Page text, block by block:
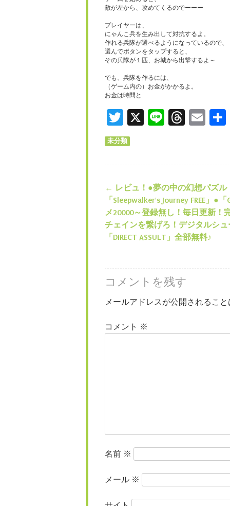
敵が左から、攻めてくるのでーーー
プレイヤーは、
にゃんこ兵を生み出して対抗するよ。
作れる兵隊が選べるようになっているので、
選んでボタンをタップすると、
その兵隊が１匹、お城から出撃するよ～
でも、兵隊を作るには、
（ゲーム内の）お金がかかるよ。
お金は時間と
Twitter
X Line
未分類
投稿ナビゲー
← レビュ！●夢の中の幻想パズル
「Sleepwalker's Journey FREE」●
メ20000～登録無し！毎日更新！
チェインを繋げろ！デジタルシ
「DIRECT ASSULT」全部無料♪
コメントを残す
メールアドレスが公開されること
コメント ※
名前 ※
メール ※